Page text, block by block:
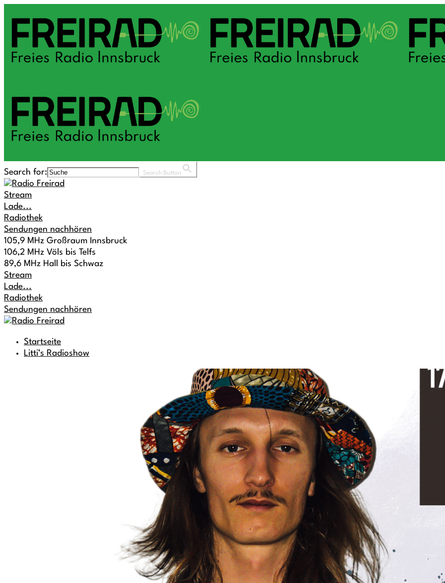
Search for: Search Button
Stream
Lade...
Radiothek
Sendungen nachhören
105,9 MHz Großraum Innsbruck
106,2 MHz Völs bis Telfs
89,6 MHz Hall bis Schwaz
Stream
Lade...
Radiothek
Sendungen nachhören
Startseite
Litti’s Radioshow